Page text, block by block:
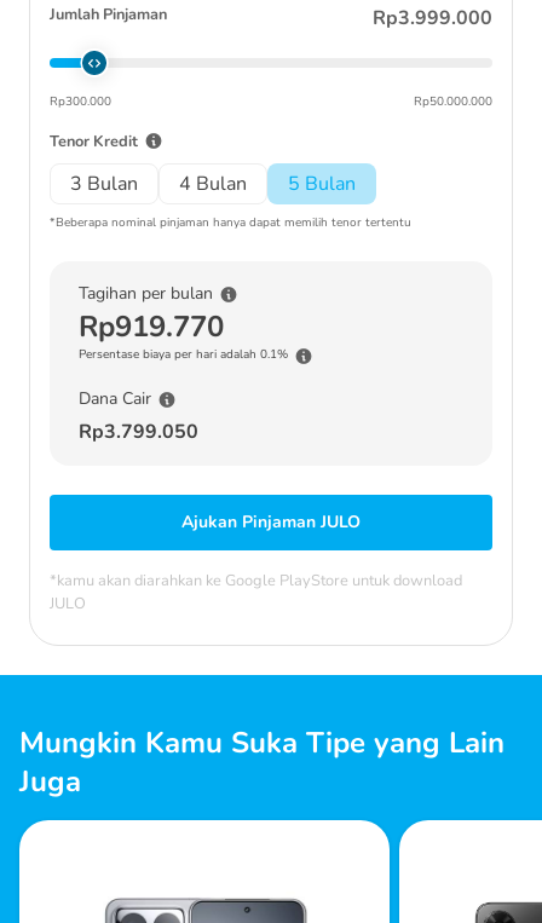
Jumlah Pinjaman Rp3.999.000
Rp300.000 Rp50.000.000
Tenor Kredit
3 Bulan 4 Bulan 5 Bulan
*Beberapa nominal pinjaman hanya dapat memilih tenor tertentu
Tagihan per bulan
Rp919.770
Persentase biaya per hari adalah 0.1%
Dana Cair
Rp3.799.050
Ajukan Pinjaman JULO
*kamu akan diarahkan ke Google PlayStore untuk download
JULO
Mungkin Kamu Suka Tipe yang Lain
Juga